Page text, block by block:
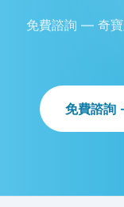
免費諮詢 — 奇寶
免費諮詢